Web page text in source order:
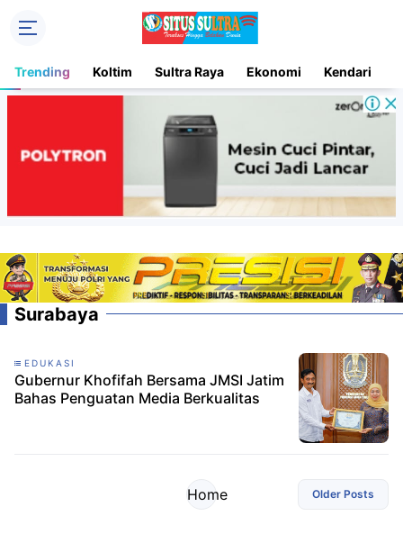
Trending Koltim Sultra Raya Ekonomi Kendari
Surabaya
EDUKASI
Gubernur Khofifah Bersama JMSI Jatim
Bahas Penguatan Media Berkualitas
Older Posts
Home